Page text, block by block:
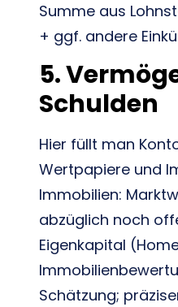
Summe aus
+ ggf. andere
5.
Schulden
Hier füllt man
Wertpapiere und
Immobilien:
abzüglich noch
Eigenkapital
Schätzung;